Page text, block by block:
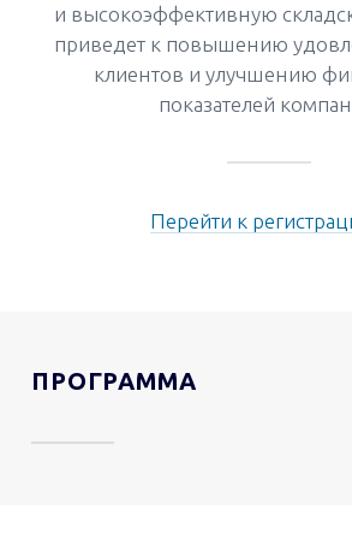
и высокоэффективную
приведет к повышению
клиентов и улучшению
показателей
Перейти к
ПРОГРАММА